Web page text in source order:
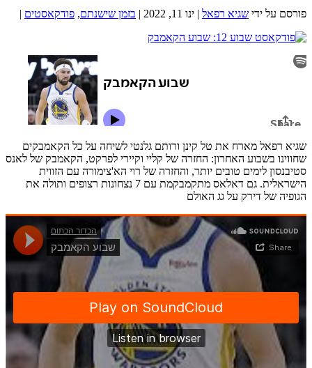
פורסם על ידי שגיא רפאל | ינו 11, 2022 | בזמן שישנתם, פודקאסטים |
שגיא רפאל מארח את טל קינן ורותם גלנטי לשיחה על כל הקאמבקים
שחווינו בשבוע האחרון: החזרה של קליי וקיירי לפרקט, הקאמבק של לאנס
סטיבנסון לימים טובים יותר, והחזרה של רוי הא'צימורה עם הזווית
הישראלית. גם דאלאס מתקמבקמת עם 7 נצחונות רצופים ותולה את
הגופיה של דירק על גג האולם